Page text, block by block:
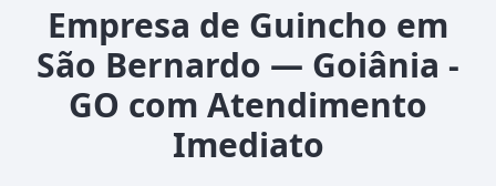
Empresa de Guincho em
São Bernardo — Goiânia -
GO com Atendimento
Imediato